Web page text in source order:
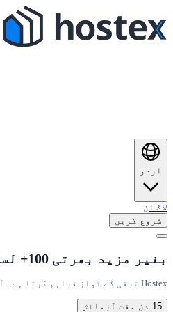
اردو
لاگ ان
شروع کریں
بغیر مزید بھرتی 100+ لسٹنگز تک بڑھیں
Hostex ترقی کے ٹولز فراہم کرتا ہے۔ آٹومیشن، تجزیات اور ٹیم اکاؤنٹس۔
15 دن مفت آزمائش